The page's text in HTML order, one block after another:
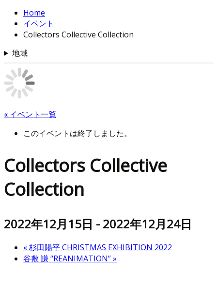
Home
イベント
Collectors Collective Collection
地域
« イベント一覧
このイベントは終了しました。
Collectors Collective
Collection
2022年12月15日 - 2022年12月24日
«杉田陽平 CHRISTMAS EXHIBITION 2022
谷敷 謙 “REANIMATION”»